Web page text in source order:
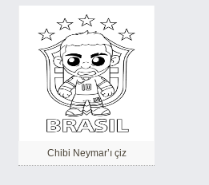
Chibi Neymar’ı çiz